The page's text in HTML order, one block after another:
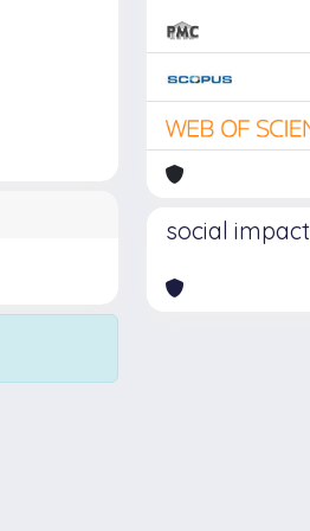
social impact